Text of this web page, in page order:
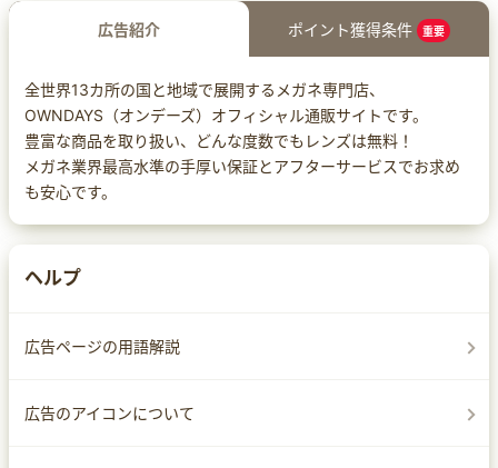
広告紹介 ポイント獲得条件 重要
全世界13カ所の国と地域で展開するメガネ専門店、
OWNDAYS（オンデーズ）オフィシャル通販サイトです。
豊富な商品を取り扱い、どんな度数でもレンズは無料！
メガネ業界最高水準の手厚い保証とアフターサービスでお求め
も安心です。
ヘルプ
広告ページの用語解説
広告のアイコンについて